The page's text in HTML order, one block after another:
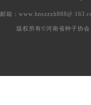
邮箱：
版权所有©河南省种子协